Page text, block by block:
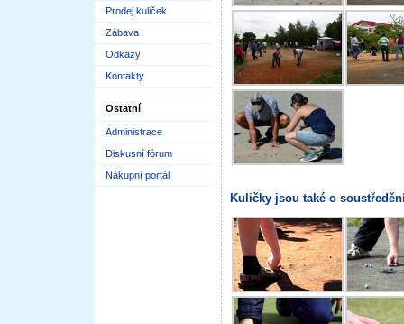
Prodej kuliček
Zábava
Odkazy
Kontakty
Ostatní
Administrace
Diskusní fórum
Nákupní portál
Kuličky jsou také o